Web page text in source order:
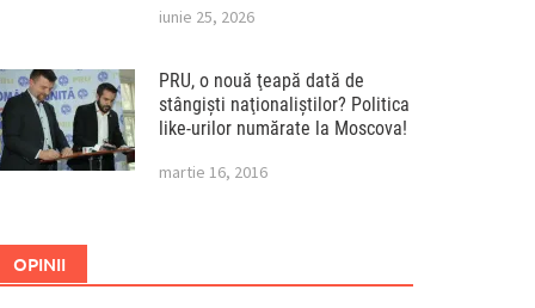
iunie 25, 2026
PRU, o nouă ţeapă dată de
stângişti naţionaliştilor? Politica
like-urilor numărate la Moscova!
martie 16, 2016
OPINII